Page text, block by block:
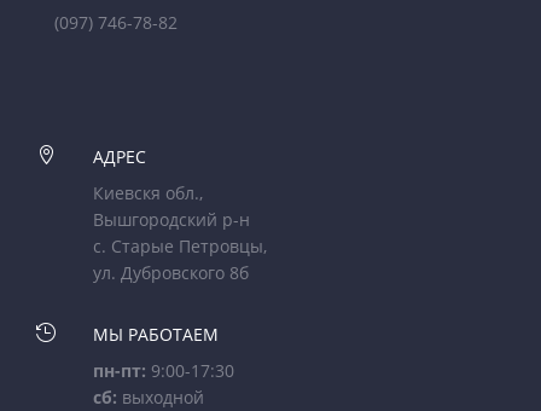
(097) 746-78-82

АДРЕС
Киевскя обл.,
Вышгородский р-н
с. Старые Петровцы,
ул. Дубровского 8б

МЫ РАБОТАЕМ
пн-пт: 9:00-17:30
сб: выходной